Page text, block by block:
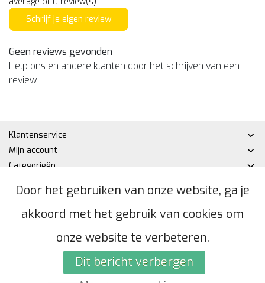
Schrijf je eigen review
Geen reviews gevonden
Help ons en andere klanten door het schrijven van een
review
Klantenservice
Mijn account
Categorieën
© Copyright 2026 - Hakan DHZ | Realisatie InStijl Media
Door het gebruiken van onze website, ga je
akkoord met het gebruik van cookies om
onze website te verbeteren.
Dit bericht verbergen